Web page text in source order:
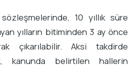
10 yıllık süre
yılların bitiminden 3 ay önce
çıkarılabilir. Aksi takdirde
kanunda belirtilen hallerin